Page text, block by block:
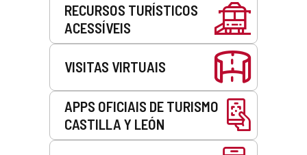
RECURSOS TURÍSTICOS
ACESSÍVEIS
VISITAS VIRTUAIS
APPS OFICIAIS DE TURISMO
CASTILLA Y LEÓN